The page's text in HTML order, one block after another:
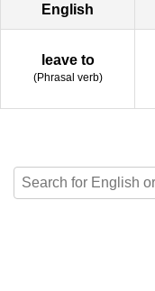
English
leave to
(Phrasal verb)